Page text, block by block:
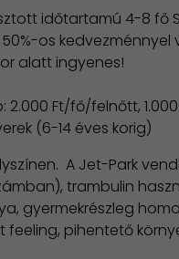
időtartamú 4-8 fő
os
alatt ingyenes!
2.000 Ft/fő/felnőtt,
(6-14 éves korig)
A Jet-Park
trambulin
gyermekrészleg
pihentető